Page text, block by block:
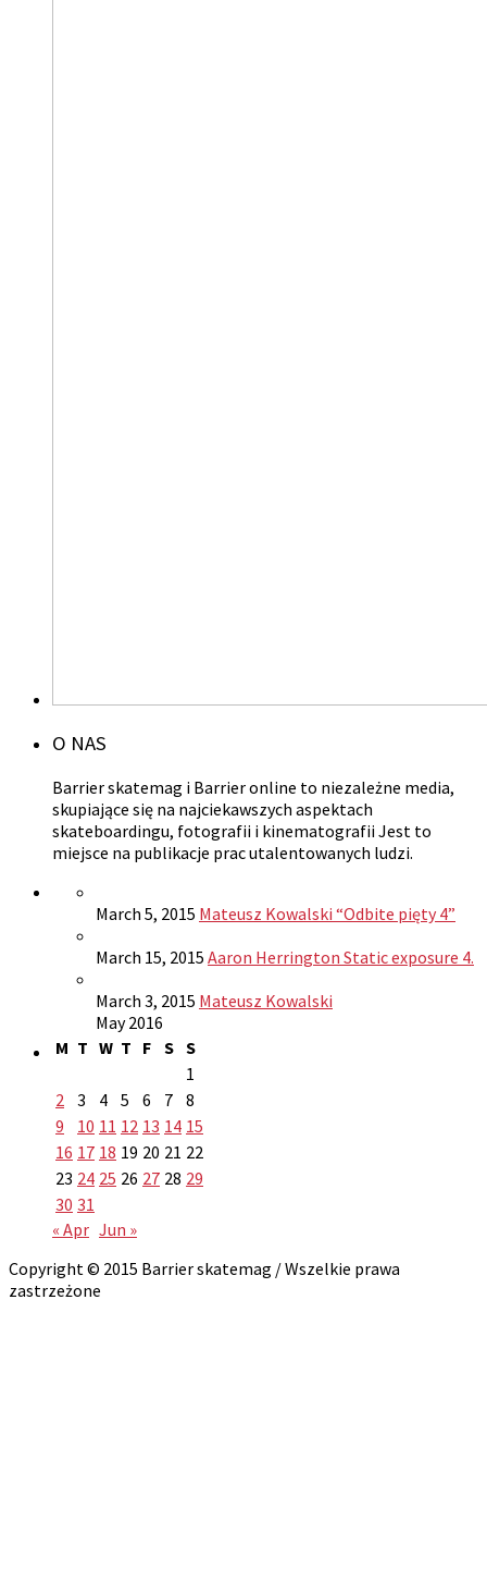
O NAS
Barrier skatemag i Barrier online to niezależne media,
skupiające się na najciekawszych aspektach
skateboardingu, fotografii i kinematografii Jest to
miejsce na publikacje prac utalentowanych ludzi.
March 5, 2015 Mateusz Kowalski “Odbite pięty 4”
March 15, 2015 Aaron Herrington Static exposure 4.
March 3, 2015 Mateusz Kowalski
May 2016
M T W T F S S
1
2
3 4 5 6 7 8
9
10 11 12 13 14 15
16 17 18 19 20 21 22
23 24 25 26 27 28 29
30 31
« Apr Jun »
Copyright © 2015 Barrier skatemag / Wszelkie prawa
zastrzeżone